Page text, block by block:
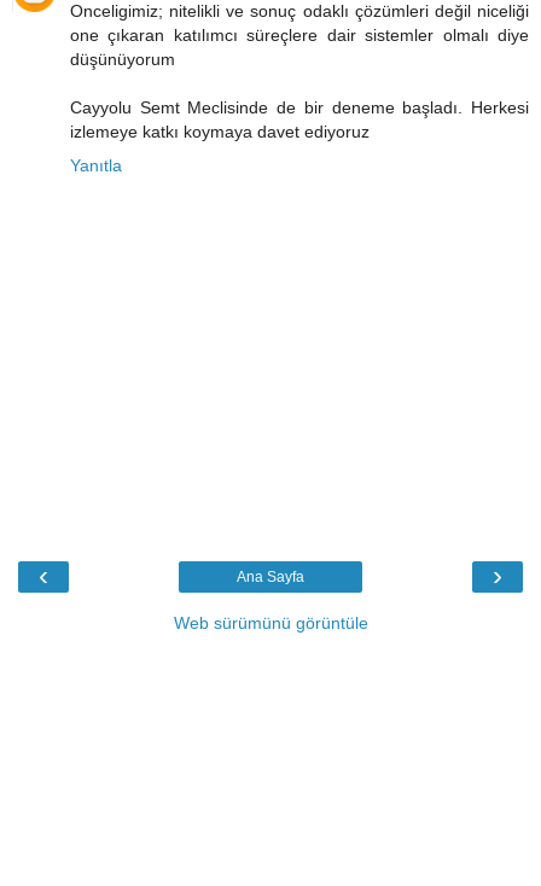
Onceligimiz; nitelikli ve sonuç odaklı çözümleri değil niceliği
one çıkaran katılımcı süreçlere dair sistemler olmalı diye
düşünüyorum
Cayyolu Semt Meclisinde de bir deneme başladı. Herkesi
izlemeye katkı koymaya davet ediyoruz
Yanıtla
‹ ›
Ana Sayfa
Web sürümünü görüntüle